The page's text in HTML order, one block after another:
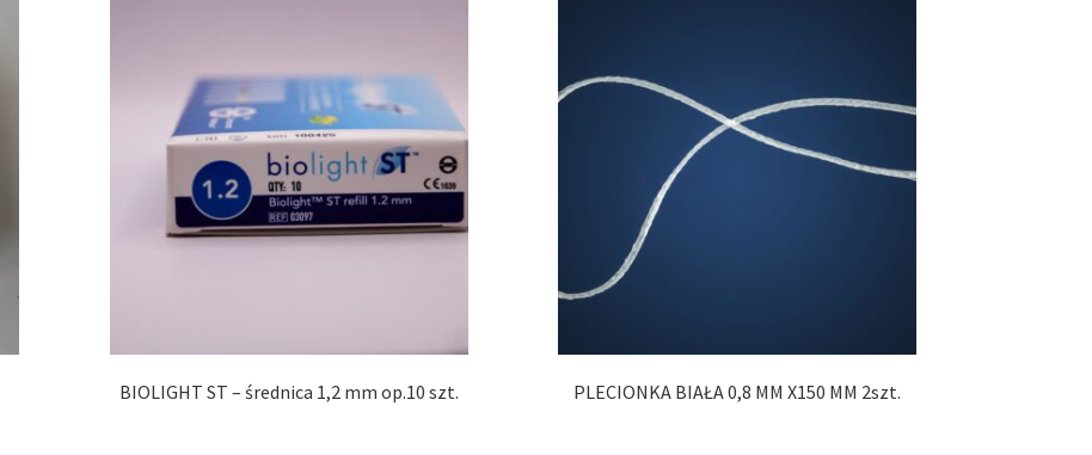
BIOLIGHT ST – średnica 1,2 mm op.10 szt. PLECIONKA BIAŁA 0,8 MM X150 MM 2szt.